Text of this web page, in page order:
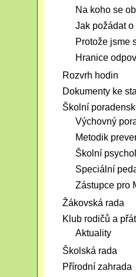
Na koho se
Jak požádat
Protože jsme
Hranice
Rozvrh hodin
Dokumenty ke
Školní
Výchovný
Metodik
Školní
Speciální
Zástupce pro
Žákovská rada
Klub rodičů a
Aktuality
Školská rada
Přírodní zahrada